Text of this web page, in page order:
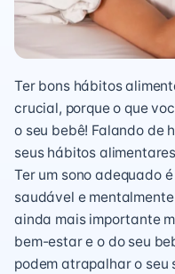
Ter bons hábitos
crucial, porque o que
o seu bebê! Falando de
seus hábitos
Ter um sono adequado
saudável e
ainda mais importante
bem-estar e o do seu
podem atrapalhar o seu